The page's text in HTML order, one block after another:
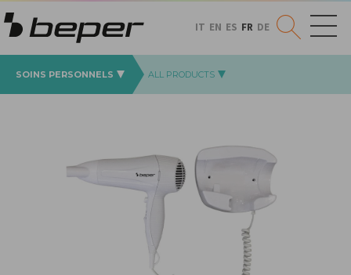
IT EN ES FR DE
SOINS PERSONNELS ALL PRODUCTS